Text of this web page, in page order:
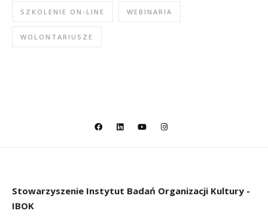
SZKOLENIE ON-LINE WEBINARIA
WOLONTARIUSZE
Stowarzyszenie Instytut Badań Organizacji Kultury -
IBOK